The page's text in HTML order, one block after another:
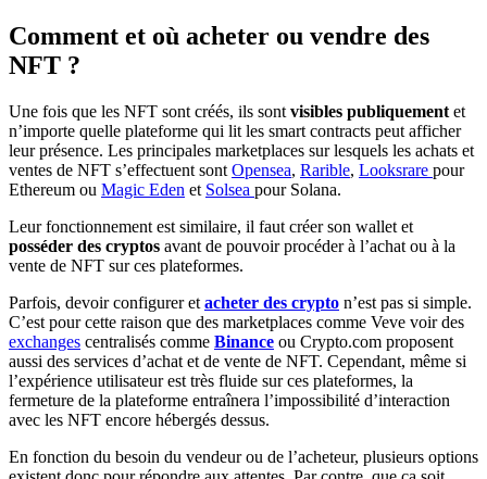
Comment et où acheter ou vendre des
NFT ?
Une fois que les NFT sont créés, ils sont visibles publiquement et
n’importe quelle plateforme qui lit les smart contracts peut afficher
leur présence. Les principales marketplaces sur lesquels les achats et
ventes de NFT s’effectuent sont Opensea, Rarible, Looksrare pour
Ethereum ou Magic Eden et Solsea pour Solana.
Leur fonctionnement est similaire, il faut créer son wallet et
posséder des cryptos avant de pouvoir procéder à l’achat ou à la
vente de NFT sur ces plateformes.
Parfois, devoir configurer et acheter des crypto n’est pas si simple.
C’est pour cette raison que des marketplaces comme Veve voir des
exchanges centralisés comme Binance ou Crypto.com proposent
aussi des services d’achat et de vente de NFT. Cependant, même si
l’expérience utilisateur est très fluide sur ces plateformes, la
fermeture de la plateforme entraînera l’impossibilité d’interaction
avec les NFT encore hébergés dessus.
En fonction du besoin du vendeur ou de l’acheteur, plusieurs options